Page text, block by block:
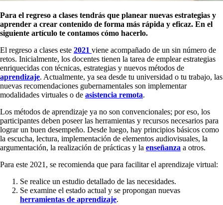
Para el regreso a clases tendrás que planear nuevas estrategias y
aprender a crear contenido de forma más rápida y eficaz. En el
siguiente artículo te contamos cómo hacerlo.
El regreso a clases este 2021 viene acompañado de un sin número de
retos. Inicialmente, los docentes tienen la tarea de emplear estrategias
enriquecidas con técnicas, estrategias y nuevos métodos de
aprendizaje. Actualmente, ya sea desde tu universidad o tu trabajo, las
nuevas recomendaciones gubernamentales son implementar
modalidades virtuales o de asistencia remota.
Los métodos de aprendizaje ya no son convencionales; por eso, los
participantes deben poseer las herramientas y recursos necesarios para
lograr un buen desempeño. Desde luego, hay principios básicos como
la escucha, lectura, implementación de elementos audiovisuales, la
argumentación, la realización de prácticas y la enseñanza a otros.
Para este 2021, se recomienda que para facilitar el aprendizaje virtual:
Se realice un estudio detallado de las necesidades.
Se examine el estado actual y se propongan nuevas
herramientas de aprendizaje.